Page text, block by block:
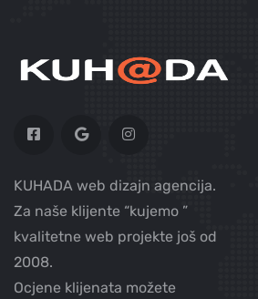
KUHADA web dizajn agencija.
Za naše klijente “kujemo ”
kvalitetne web projekte još od
2008.
Ocjene klijenata možete